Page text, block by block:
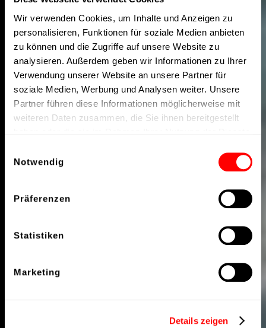
Wir verwenden Cookies, um Inhalte und Anzeigen zu
personalisieren, Funktionen für soziale Medien anbieten
zu können und die Zugriffe auf unsere Website zu
analysieren. Außerdem geben wir Informationen zu Ihrer
Verwendung unserer Website an unsere Partner für
soziale Medien, Werbung und Analysen weiter. Unsere
Partner führen diese Informationen möglicherweise mit
weiteren Daten zusammen, die Sie ihnen bereitgestellt
Notwendig
Präferenzen
Statistiken
Marketing
Details zeigen